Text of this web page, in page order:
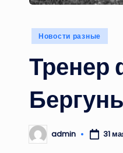
Опубликовано
Новости разные
Тренер
Запись
от
admin 31